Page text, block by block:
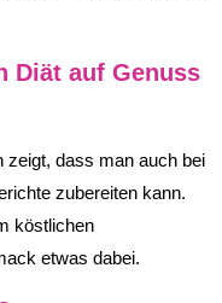
Diät auf Genuss
zeigt, dass man auch bei
zubereiten kann.
köstlichen
etwas dabei.